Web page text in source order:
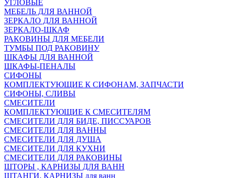
УГЛОВЫЕ
МЕБЕЛЬ ДЛЯ ВАННОЙ
ЗЕРКАЛО ДЛЯ ВАННОЙ
ЗЕРКАЛО-ШКАФ
РАКОВИНЫ ДЛЯ МЕБЕЛИ
ТУМБЫ ПОД РАКОВИНУ
ШКАФЫ ДЛЯ ВАННОЙ
ШКАФЫ-ПЕНАЛЫ
СИФОНЫ
КОМПЛЕКТУЮЩИЕ К СИФОНАМ, ЗАПЧАСТИ
СИФОНЫ, СЛИВЫ
СМЕСИТЕЛИ
КОМПЛЕКТУЮЩИЕ К СМЕСИТЕЛЯМ
СМЕСИТЕЛИ ДЛЯ БИДЕ, ПИССУАРОВ
СМЕСИТЕЛИ ДЛЯ ВАННЫ
СМЕСИТЕЛИ ДЛЯ ДУША
СМЕСИТЕЛИ ДЛЯ КУХНИ
СМЕСИТЕЛИ ДЛЯ РАКОВИНЫ
ШТОРЫ , КАРНИЗЫ ДЛЯ ВАНН
ШТАНГИ, КАРНИЗЫ для ванн